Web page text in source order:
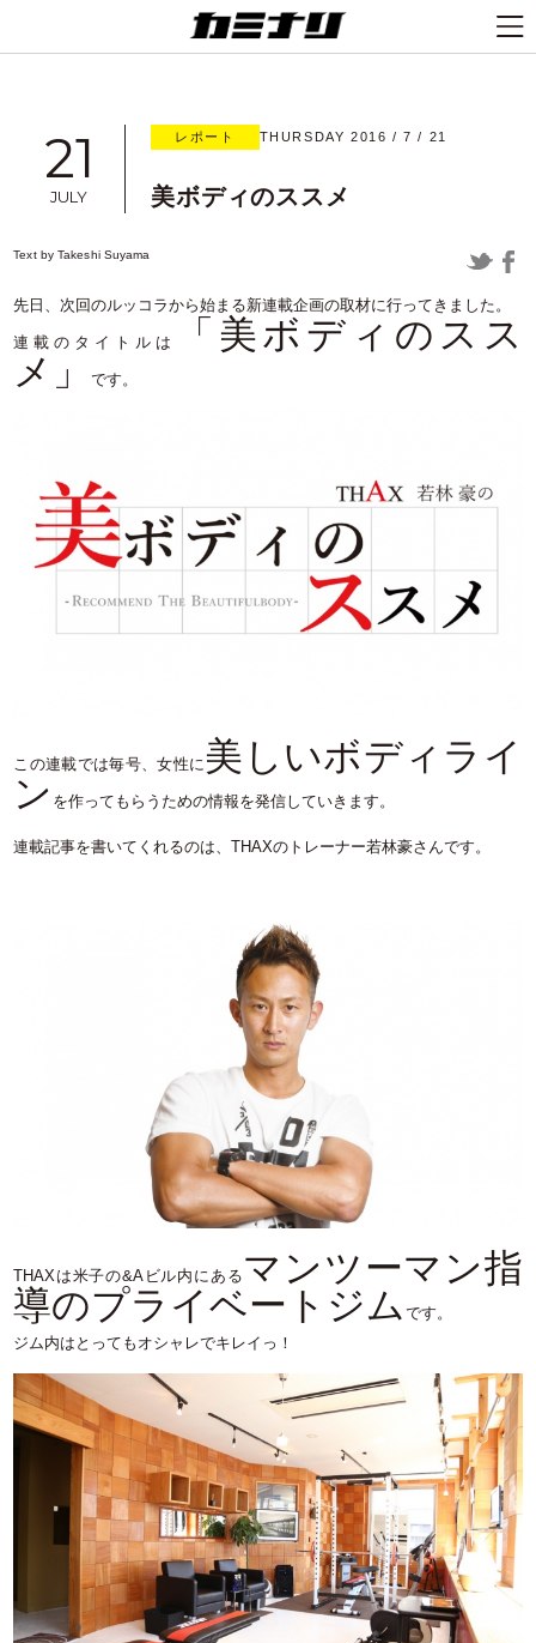
21
JULY
レポート THURSDAY 2016 / 7 / 21
美ボディのススメ
Text byTakeshi Suyama
先日、次回のルッコラから始まる新連載企画の取材に行ってきました。
連載のタイトルは
「美ボディのスス
メ」です。
この連載では毎号、女性に 美しいボディライ
ン を作ってもらうための情報を発信していきます。
連載記事を書いてくれるのは、THAXのトレーナー若林豪さんです。
THAXは米子の&Aビル内にある マンツーマン指
導のプライベートジムです。
ジム内はとってもオシャレでキレイっ！